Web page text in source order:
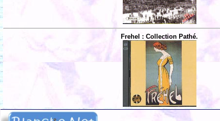
Frehel : Collection Pathé.